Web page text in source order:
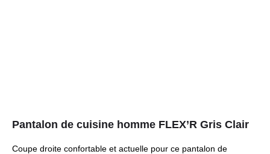
Pantalon de cuisine homme FLEX’R Gris Clair
Coupe droite confortable et actuelle pour ce pantalon de